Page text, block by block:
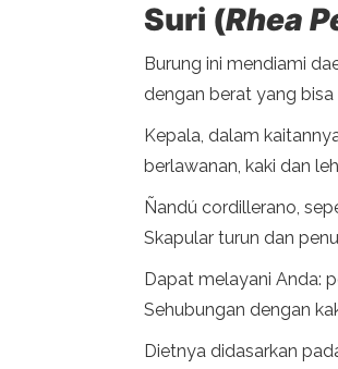
Suri (Rhea
Burung ini mendiami
dengan berat yang bisa
Kepala, dalam
berlawanan, kaki dan
Ñandú cordillerano,
Skapular turun dan
Dapat melayani Anda:
Sehubungan dengan
Dietnya didasarkan